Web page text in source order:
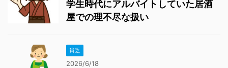
学生時代にアルバイトしていた居酒
屋での理不尽な扱い
貧乏
2026/6/18